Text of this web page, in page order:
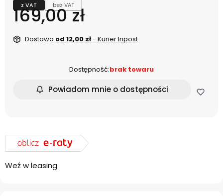
z VAT bez VAT
Cena
169,00 zł
Dostawa od 12,00 zł- Kurier Inpost
Dostępność:brak towaru
Powiadom mnie o dostępności
Weź w leasing